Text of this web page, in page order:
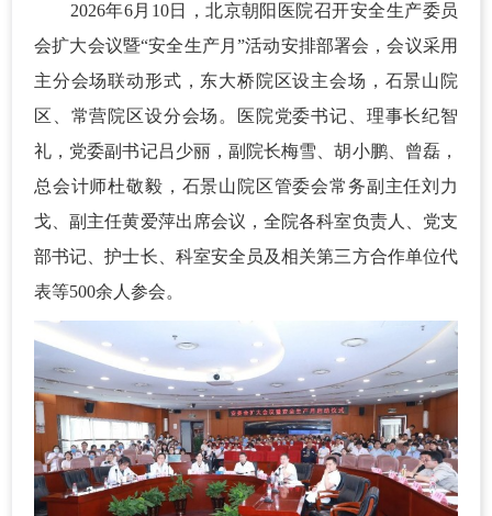
2026年6月10日，北京朝阳医院召开安全生产委员
会扩大会议暨“安全生产月”活动安排部署会，会议采用
主分会场联动形式，东大桥院区设主会场，石景山院
区、常营院区设分会场。医院党委书记、理事长纪智
礼，党委副书记吕少丽，副院长梅雪、胡小鹏、曾磊，
总会计师杜敬毅，石景山院区管委会常务副主任刘力
戈、副主任黄爱萍出席会议，全院各科室负责人、党支
部书记、护士长、科室安全员及相关第三方合作单位代
表等500余人参会。